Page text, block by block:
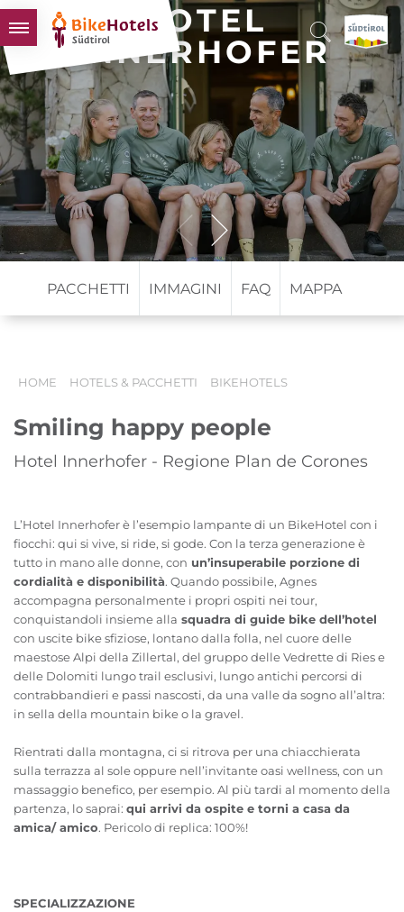
BIKEHOTELS
HOTELS & PACCHETTI
TOUR & TERRITORI
L'ALTO ADIGE & NOI
INFO UTILI
HOTEL
INNERHOFER
PACCHETTI IMMAGINI FAQ MAPPA
HOME HOTELS & PACCHETTI BIKEHOTELS
Smiling happy people
Hotel Innerhofer - Regione Plan de Corones
L’Hotel Innerhofer è l’esempio lampante di un BikeHotel con i
fiocchi: qui si vive, si ride, si gode. Con la terza generazione è
tutto in mano alle donne, con un’insuperabile porzione di
cordialità e disponibilità. Quando possibile, Agnes
accompagna personalmente i propri ospiti nei tour,
conquistandoli insieme alla squadra di guide bike dell’hotel
con uscite bike sfiziose, lontano dalla folla, nel cuore delle
maestose Alpi della Zillertal, del gruppo delle Vedrette di Ries e
delle Dolomiti lungo trail esclusivi, lungo antichi percorsi di
contrabbandieri e passi nascosti, da una valle da sogno all’altra:
in sella della mountain bike o la gravel.
Rientrati dalla montagna, ci si ritrova per una chiacchierata
sulla terrazza al sole oppure nell’invitante oasi wellness, con un
massaggio benefico, per esempio. Al più tardi al momento della
partenza, lo saprai: qui arrivi da ospite e torni a casa da
amica/ amico. Pericolo di replica: 100%!
SPECIALIZZAZIONE